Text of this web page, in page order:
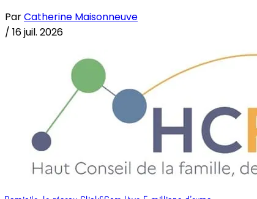
ParCatherine Maisonneuve
/ 16 juil. 2026